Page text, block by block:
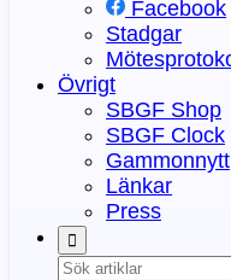
Facebook
Stadgar
Övrigt
SBGF Shop
SBGF Clock
Gammonnytt
Länkar
Press